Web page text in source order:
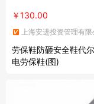
￥130.00
上海安进投资管理有限
劳保鞋防砸安全鞋代
电劳保鞋(图)